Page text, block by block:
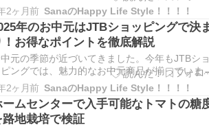
オープンチャット 「株式投資初心者の為の部
」 です。 投資に関する疑問や不安を、気軽に質
共有できる初心者向けのコミュニティ。 ディ
コードとの併用で、さらに充実した投資ライフ
…
2ヶ月前 SanaのHappy Life Style！！！！
年のお中元はJTBショッピングで決
！お得なポイントを徹底解説
元の季節が近づいてきました。今年もJTBシ
ピングでは、魅力的なお中元商品が揃っていま
。特に2025年のお中元は、早割や送料込みの特
があり、選びやすさ抜群です。今回は、JTBシ
ングで購入できるお中元の特徴を4つのポイン
分けてご紹介します。 1. 早割対象商品が…
2ヶ月前 SanaのHappy Life Style！！！！
ームセンターで入手可能なトマトの糖
路地栽培で検証